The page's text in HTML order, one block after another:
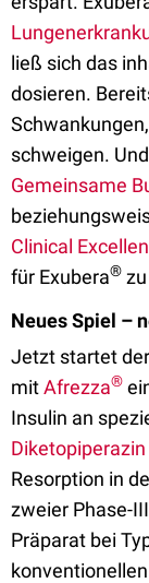
ließ sich das
dosieren.
schweigen.
Gemeinsame
Clinical
für Exubera®
Neues Spiel –
Jetzt startet
mitAfrezza®
Insulin an
Resorption in
zweier Phase-
Präparat bei